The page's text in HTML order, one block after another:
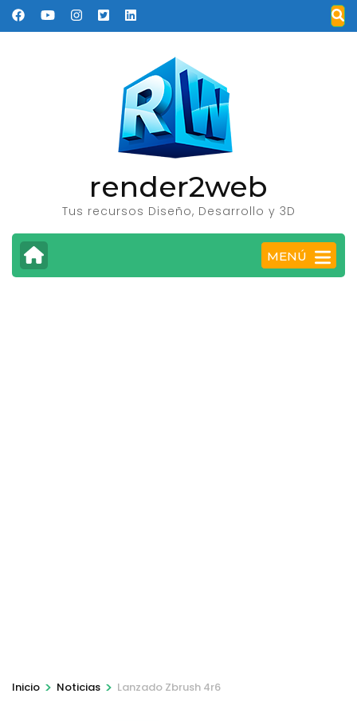
Saltar
al
render2web
Tus recursos Diseño, Desarrollo y 3D
MENÚ
Inicio > Noticias > Lanzado Zbrush 4r6